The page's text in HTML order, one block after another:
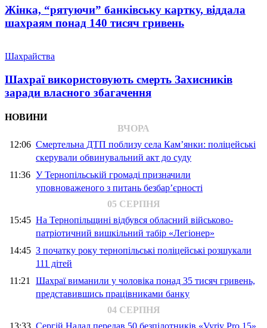
Жінка, “рятуючи” банківську картку, віддала
шахраям понад 140 тисяч гривень
Шахрайства
Шахраї використовують смерть Захисників
заради власного збагачення
НОВИНИ
ВЧОРА
12:06 Смертельна ДТП поблизу села Кам’янки: поліцейські
скерували обвинувальний акт до суду
11:36 У Тернопільській громаді призначили
уповноваженого з питань безбар’єрності
05 СЕРПНЯ
15:45 На Тернопільщині відбувся обласний військово-
патріотичний вишкільний табір «Легіонер»
14:45 З початку року тернопільські поліцейські розшукали
111 дітей
11:21 Шахраї виманили у чоловіка понад 35 тисяч гривень,
представившись працівниками банку
04 СЕРПНЯ